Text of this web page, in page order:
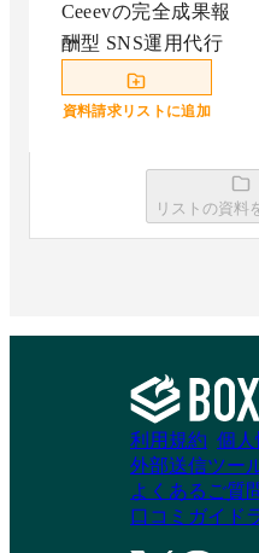
Ceeevの完全成果報
酬型 SNS運用代行
資料請求リストに追加
STORYX 採用
Instagram運用支援サ
リストの資料
利用規約 個人
外部送信ツー
よくあるご質
口コミガイド